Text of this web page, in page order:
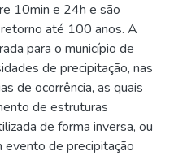
10min e 24h e são
até 100 anos. A
para o município de
de precipitação, nas
de ocorrência, as quais
de estruturas
de forma inversa, ou
evento de precipitação